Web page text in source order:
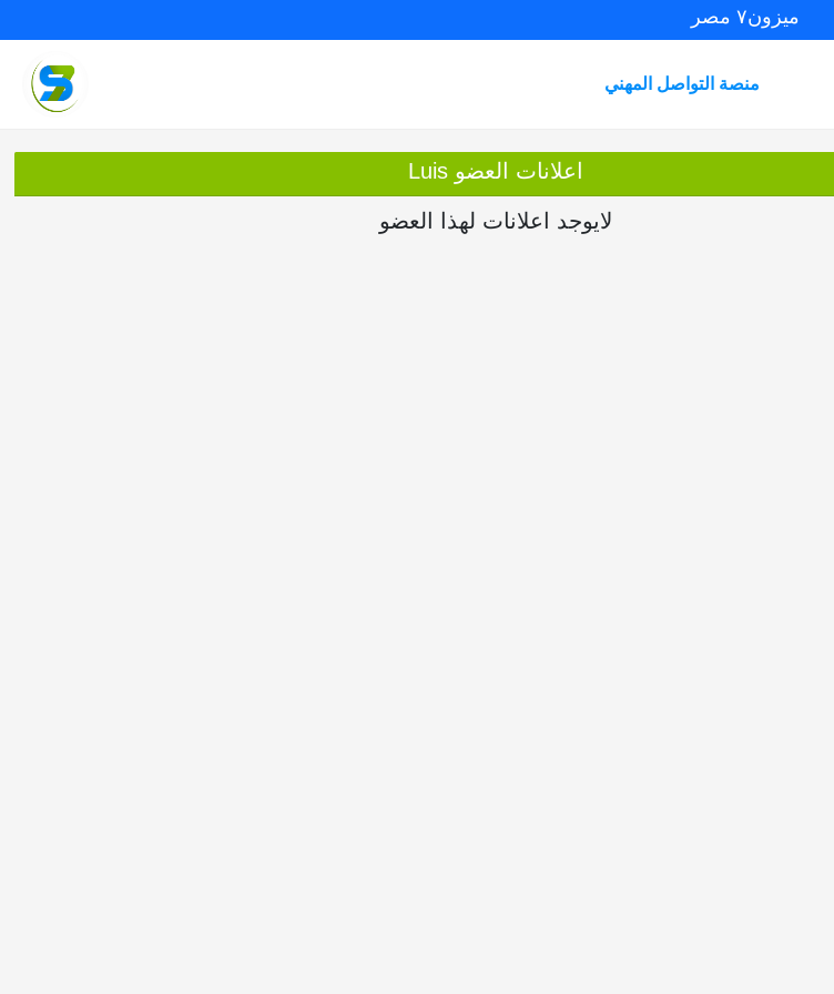
ميزون٧ مصر
منصة التواصل المهني
اعلانات العضو Luis
لايوجد اعلانات لهذا العضو